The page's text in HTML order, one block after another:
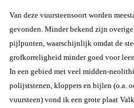
Van deze vuursteensoort worden
gevonden. Minder bekend zijn
pijlpunten, waarschijnlijk omdat de
grofkorreligheid minder goed voor
In een gebied met veel midden-
polijststenen, kloppers en bijlen (o.a.
vuursteen) vond ik een grote plaat